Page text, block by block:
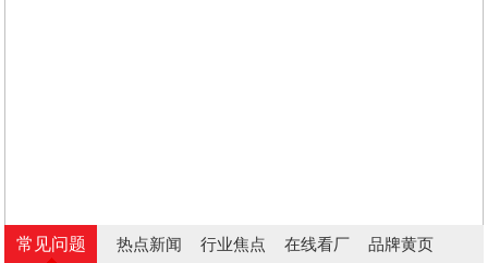
常见问题 热点新闻 行业焦点 在线看厂 品牌黄页